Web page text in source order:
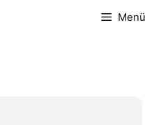
Menü